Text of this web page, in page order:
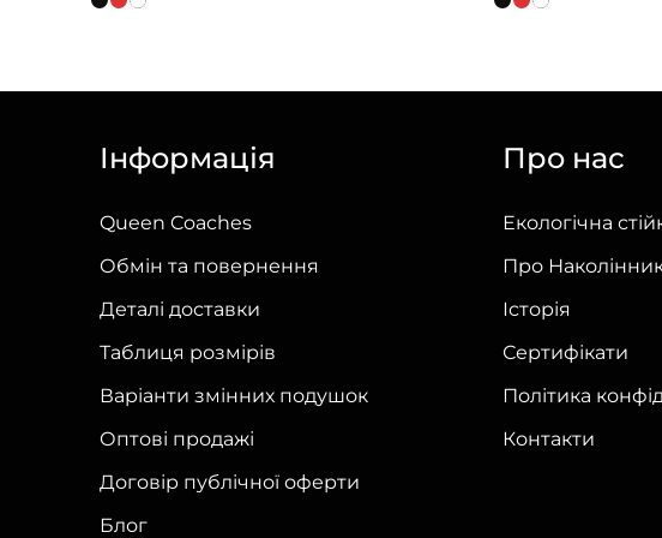
кілька
Параметри
вибрати
на
товару
кілька
Параметри
вибрати
на
товару
Інформація
Queen Coaches
Обмін та повернення
Деталі доставки
Таблиця розмірів
Варіанти змінних подушок
Оптові продажі
Договір публічної оферти
Блог
Про нас
Екологічна
Про
Історія
Сертифікати
Політика
Контакти